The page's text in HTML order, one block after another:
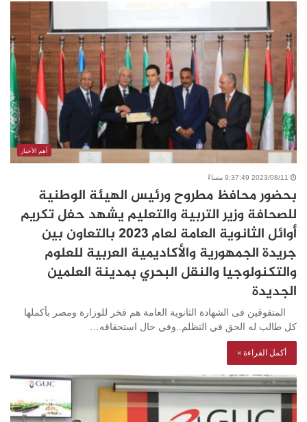
أهم الأخبار
2023/08/11 9:37:49 مساءً
بحضور محافظ مطروح ورئيس الهيئة الوطنية
للصحافة وزير التربية والتعليم يشهد حفل تكريم
أوائل الثانوية العامة لعام 2023 بالتعاون بين
جريدة الجمهورية والأكاديمية العربية للعلوم
والتكنولوجيا والنقل البحري بمدينة العلمين
الجديدة
المتفوقين فى الشهادة الثانوية العامة هم فخر للوزارة ومصر بأكملها
كل طالب له الحق في التظلم..وفي حال استحقاقه…
أكمل القراءة »